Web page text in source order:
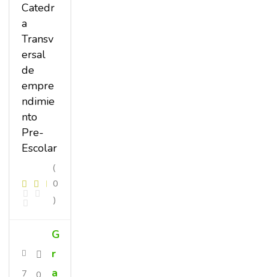
Catedr
a
Transv
ersal
de
empre
ndimie
nto
Pre-
Escolar
(
0
)
7 0
G
r
a